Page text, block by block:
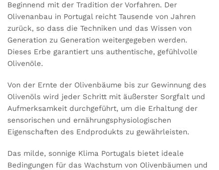
Beginnend mit der Tradition der Vorfahren. Der
Olivenanbau in Portugal reicht Tausende von Jahren
zurück, so dass die Techniken und das Wissen von
Generation zu Generation weitergegeben werden.
Dieses Erbe garantiert uns authentische, gefühlvolle
Olivenöle.
Von der Ernte der Olivenbäume bis zur Gewinnung des
Olivenöls wird jeder Schritt mit äußerster Sorgfalt und
Aufmerksamkeit durchgeführt, um die Erhaltung der
sensorischen und ernährungsphysiologischen
Eigenschaften des Endprodukts zu gewährleisten.
Das milde, sonnige Klima Portugals bietet ideale
Bedingungen für das Wachstum von Olivenbäumen und